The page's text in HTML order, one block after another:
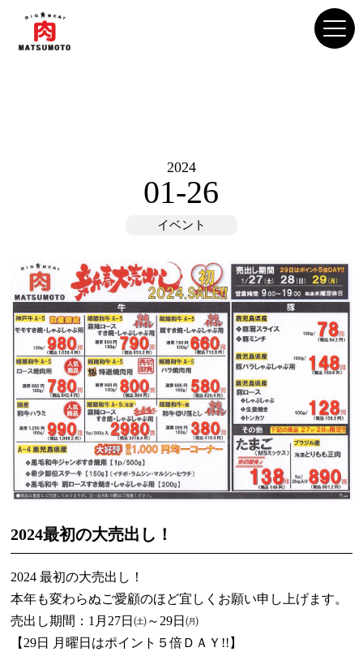
2024
01-26
イベント
2024最初の大売出し！
2024 最初の大売出し！
本年も変わらぬご愛顧のほど宜しくお願い申し上げます。
売出し期間：1月27日㈯～29日㈪
【29日 月曜日はポイント５倍ＤＡＹ!!】